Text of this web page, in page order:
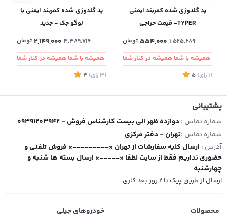
پد گلدوزی شده کمربند ایمنی
TYPER- قیمت حراجی
1,525,689
554,000 تومان
همیشه با شما همیشه در کنار شما
(1 رای)
5
پد گلدوزی شده کمربند ایمنی با
لوگو جک - جدید
4,389,716
2,149,000 تومان
همیشه با شما همیشه در کنار شما
(3
رای)
4
پشتیبانی
شماره تماس : 09391203942 - دوازده ظهر الی بیست کارشناس فروش
شماره تماس :تهران - دفتر مرکزی
آدرس : ارسال کلیه سفارشات از تهران ×---------× فروش تلفنی و
حضوری نداریم فقط از سایت لطفا ×-----× ارسال بسته ها شنبه و
چهارشنبه
ارسال از طریق پیک تا ۲ روز بعد کاری
محصولات خودروهای جیلی